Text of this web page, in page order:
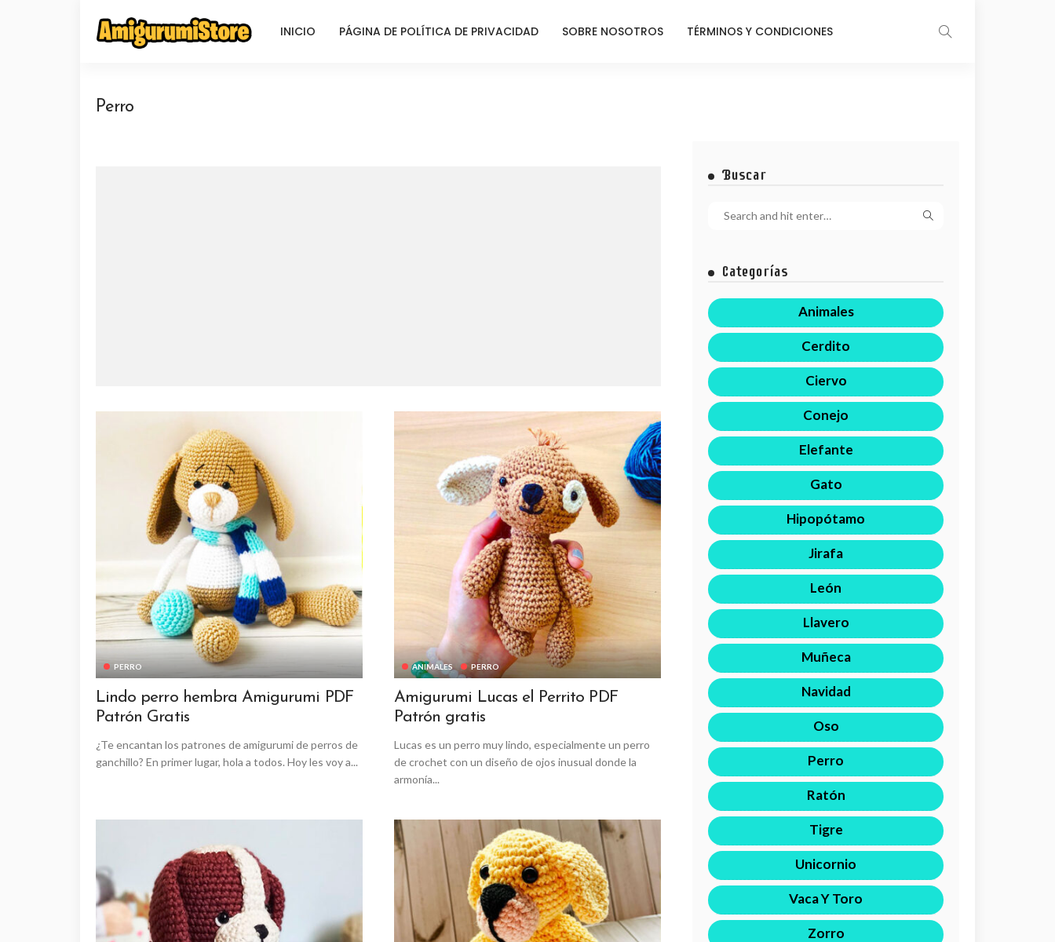
INICIO PÁGINA DE POLÍTICA DE PRIVACIDAD SOBRE NOSOTROS TÉRMINOS Y CONDICIONES
Perro
PERRO
Lindo perro hembra Amigurumi PDF
Patrón Gratis
¿Te encantan los patrones de amigurumi de perros de
ganchillo? En primer lugar, hola a todos. Hoy les voy a...
ANIMALES PERRO
Amigurumi Lucas el Perrito PDF
Patrón gratis
Lucas es un perro muy lindo, especialmente un perro
de crochet con un diseño de ojos inusual donde la
armonía...
Buscar
Categorías
Animales
Cerdito
Ciervo
Conejo
Elefante
Gato
Hipopótamo
Jirafa
León
Llavero
Muñeca
Navidad
Oso
Perro
Ratón
Tigre
Unicornio
Vaca Y Toro
Zorro